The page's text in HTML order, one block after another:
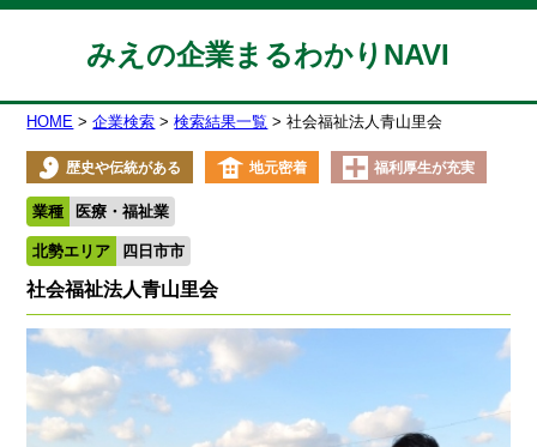
みえの企業まるわかりNAVI
HOME 企業検索 検索結果一覧 社会福祉法人青山里会
歴史や伝統がある 地元密着 福利厚生が充実
業種 医療・福祉業
北勢エリア 四日市市
社会福祉法人青山里会